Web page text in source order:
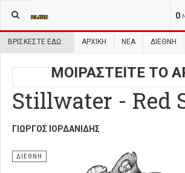
0
ΒΡΊΣΚΕΣΤΕ ΕΔΏ: ΑΡΧΙΚΉ ΝΕΑ ΔΙΕΘΝΗ
ΜΟΙΡΑΣΤΕΙΤΕ ΤΟ
Stillwater - Red
ΓΙΏΡΓΟΣ ΙΟΡΔΑΝΊΔΗΣ
ΔΙΕΘΝΗ